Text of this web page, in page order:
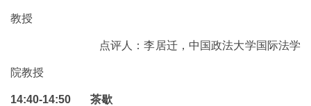
教授
点评人：李居迁，中国政法大学国际法学
院教授
14:40-14:50 茶歇